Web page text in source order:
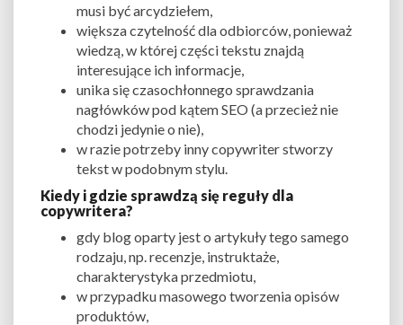
musi być arcydziełem,
większa czytelność dla odbiorców, ponieważ
wiedzą, w której części tekstu znajdą
interesujące ich informacje,
unika się czasochłonnego sprawdzania
nagłówków pod kątem SEO (a przecież nie
chodzi jedynie o nie),
w razie potrzeby inny copywriter stworzy
tekst w podobnym stylu.
Kiedy i gdzie sprawdzą się reguły dla
copywritera?
gdy blog oparty jest o artykuły tego samego
rodzaju, np. recenzje, instruktaże,
charakterystyka przedmiotu,
w przypadku masowego tworzenia opisów
produktów,